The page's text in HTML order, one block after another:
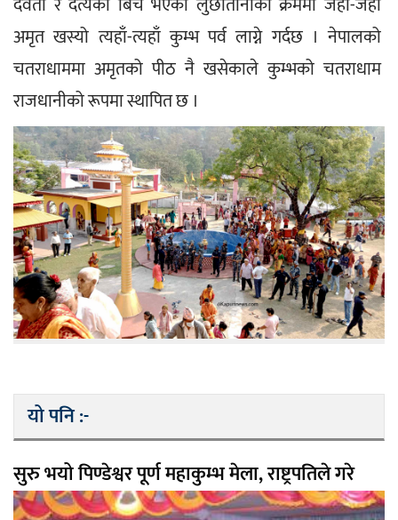
अमृत खस्यो त्यहाँ-त्यहाँ कुम्भ पर्व लाग्ने गर्दछ । नेपालको
चतराधाममा अमृतको पीठ नै खसेकाले कुम्भको चतराधाम
राजधानीको रूपमा स्थापित छ ।
यो पनि :-
सुरु भयो पिण्डेश्वर पूर्ण महाकुम्भ मेला, राष्ट्रपतिले गरे